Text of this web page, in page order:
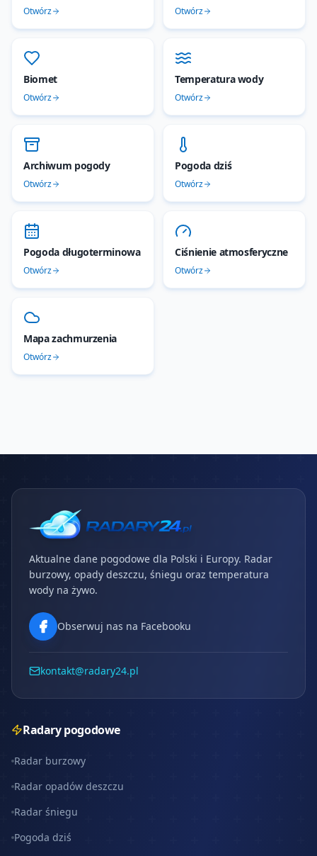
Otwórz Otwórz
Biomet
Otwórz
Temperatura wody
Otwórz
Archiwum pogody
Otwórz
Pogoda dziś
Otwórz
Pogoda długoterminowa
Otwórz
Ciśnienie atmosferyczne
Otwórz
Mapa zachmurzenia
Otwórz
Aktualne dane pogodowe dla Polski i Europy. Radar
burzowy, opady deszczu, śniegu oraz temperatura
wody na żywo.
Obserwuj nas na Facebooku
kontakt@radary24.pl
Radary pogodowe
Radar burzowy
Radar opadów deszczu
Radar śniegu
Pogoda dziś